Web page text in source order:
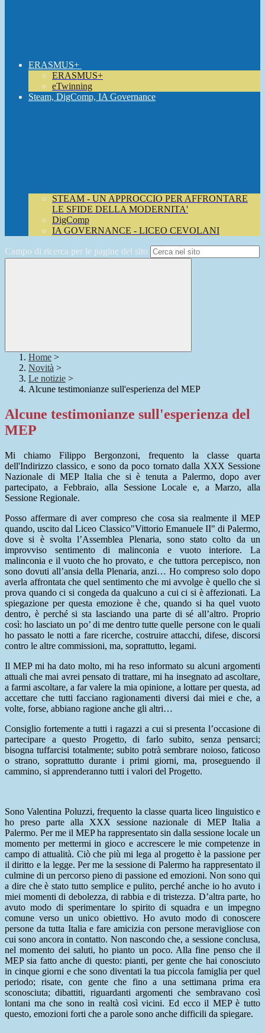
ERASMUS+
ERASMUS+
eTwinning
Steam, DigComp, IA Governance
STEAM - UN APPROCCIO PER AFFRONTARE
LE SFIDE DELLA MODERNITA'
DigComp
IA GOVERNANCE - LICEO CEVOLANI
Campo di ricerca per le pagine del sito
Home >
Novità >
Le notizie >
Alcune testimonianze sull'esperienza del MEP
Alcune testimonianze sull'esperienza del
MEP
Mi chiamo Filippo Bergonzoni, frequento la classe quarta
dell'Indirizzo classico, e sono da poco tornato dalla XXX Sessione
Nazionale di MEP Italia che si è tenuta a Palermo, dopo aver
partecipato, a Febbraio, alla Sessione Locale e, a Marzo, alla
Sessione Regionale.
Posso affermare di aver compreso che cosa sia realmente il MEP
quando, uscito dal Liceo Classico"Vittorio Emanuele II" di Palermo,
dove si è svolta l’Assemblea Plenaria, sono stato colto da un
improvviso sentimento di malinconia e vuoto interiore. La
malinconia e il vuoto che ho provato, e che tuttora percepisco, non
sono dovuti all’ansia della Plenaria, anzi… Ho compreso solo dopo
averla affrontata che quel sentimento che mi avvolge è quello che si
prova quando ci si congeda da qualcuno a cui ci si è affezionati. La
spiegazione per questa emozione è che, quando si ha quel vuoto
dentro, è perché si sta lasciando una parte di sé all’altro. Proprio
così: ho lasciato un po’ di me dentro tutte quelle persone con le quali
ho passato le notti a fare ricerche, costruire attacchi, difese, discorsi
contro le altre commissioni, ma, soprattutto, legami.
Il MEP mi ha dato molto, mi ha reso informato su alcuni argomenti
attuali che mai avrei pensato di trattare, mi ha insegnato ad ascoltare,
a farmi ascoltare, a far valere la mia opinione, a lottare per questa, ad
accettare che tutti facciano ragionamenti diversi dai miei e che, a
volte, forse, abbiano ragione anche gli altri…
Consiglio fortemente a tutti i ragazzi a cui si presenta l’occasione di
partecipare a questo Progetto, di farlo subito, senza pensarci;
bisogna tuffarcisi totalmente; subito potrà sembrare noioso, faticoso
o strano, soprattutto durante i primi giorni, ma, proseguendo il
cammino, si apprenderanno tutti i valori del Progetto.
Sono Valentina Poluzzi, frequento la classe quarta liceo linguistico e
ho preso parte alla XXX sessione nazionale di MEP Italia a
Palermo. Per me il MEP ha rappresentato sin dalla sessione locale un
momento per mettermi in gioco e accrescere le mie competenze in
campo di attualità. Ciò che più mi lega al progetto è la passione per
il diritto e la legge. Per me la sessione di Palermo ha rappresentato il
culmine di un percorso pieno di passione ed emozioni. Non sono qui
a dire che è stato tutto semplice e pulito, perché anche io ho avuto i
miei momenti di debolezza, di rabbia e di tristezza. D’altra parte, ho
avuto modo di sperimentare lo spirito di squadra e un impegno
comune verso un unico obiettivo. Ho avuto modo di conoscere
persone da tutta Italia e fare amicizia con persone meravigliose con
cui sono ancora in contatto. Non nascondo che, a sessione conclusa,
nel momento dei saluti, ho pianto un poco. Alla fine penso che il
MEP sia fatto anche di questo: pianti, per gente che hai conosciuto
in cinque giorni e che sono diventati la tua piccola famiglia per quel
periodo; risate, con gente che fino a una settimana prima era
sconosciuta; dibattiti, riguardanti argomenti che sembravano così
lontani ma che sono in realtà così vicini. Ed ecco il MEP è tutto
questo, emozioni forti che a parole sono anche difficili da spiegare.